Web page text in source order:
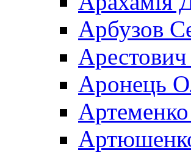
Арбузов
Аронець